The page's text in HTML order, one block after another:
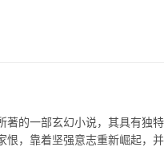
著的一部玄幻小说，其具有独
恨，靠着坚强意志重新崛起，